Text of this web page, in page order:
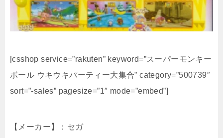
[csshop service=”rakuten” keyword=”スーパーモンキー
ボール ウキウキパーティー大集合” category=”500739″
sort=”-sales” pagesize=”1″ mode=”embed”]
【メーカー】：セガ